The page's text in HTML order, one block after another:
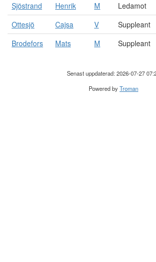
Sjöstrand
Henrik M Ledamot
Ottesjö
Cajsa V Suppleant
Brodefors
Mats M Suppleant
Senast uppdaterad: 2026-07-27
Powered byTroman